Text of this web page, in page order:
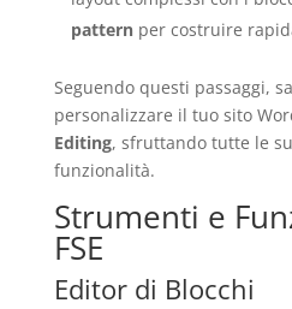
patternper costruire
Seguendo questi passaggi,
personalizzare il tuo sito
Editing, sfruttando tutte le
funzionalità.
Strumenti e
FSE
Editor di Blocchi